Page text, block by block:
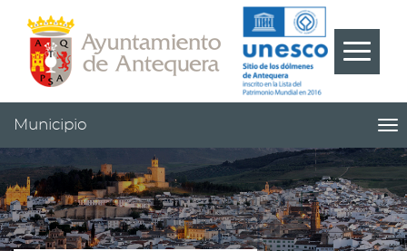
Cabecera
Pie
Menú
???
|
Municipio